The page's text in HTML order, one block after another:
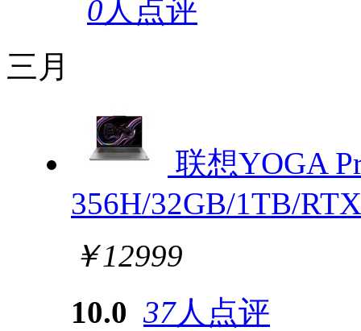
0人点评
三月
联想YOGA
356H/32GB/1TB/
￥12999
10.0 37人点评